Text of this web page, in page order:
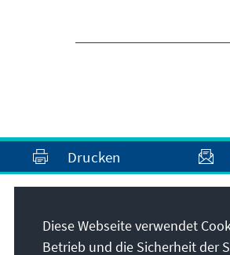
Drucken
Anschrift
Diese Webseite verwendet
Betrieb und die Sicherheit der